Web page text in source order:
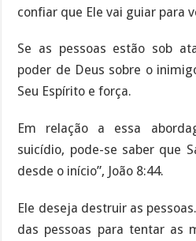
confiar que Ele vai guiar para
Se as pessoas estão sob
poder de Deus sobre o
Seu Espírito e força.
Em relação a essa
suicídio, pode-se saber que
desde o início”, João 8:44.
Ele deseja destruir as
das pessoas para tentar as